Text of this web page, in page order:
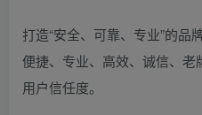
打造“安全、可靠、专业”的品
便捷、专业、高效、诚信、
用户信任度。